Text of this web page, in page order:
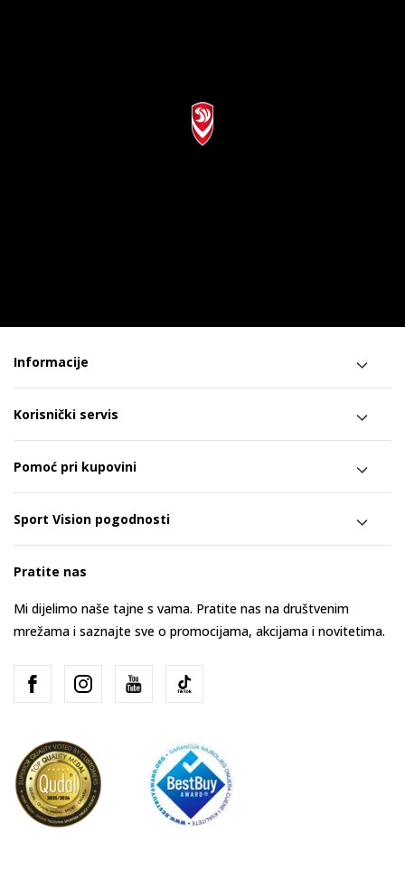
Informacije
Korisnički servis
Pomoć pri kupovini
Sport Vision pogodnosti
Pratite nas
Mi dijelimo naše tajne s vama. Pratite nas na društvenim
mrežama i saznajte sve o promocijama, akcijama i novitetima.